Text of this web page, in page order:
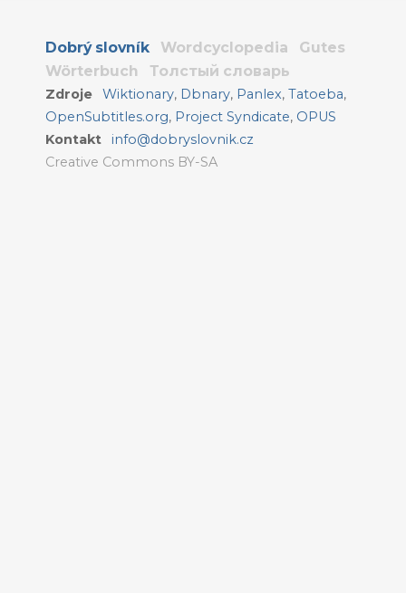
Dobrý slovník Wordcyclopedia
Gutes
Wörterbuch
Толстый словарь
Zdroje Wiktionary, Dbnary, Panlex,Tatoeba,
OpenSubtitles.org, Project Syndicate, OPUS
Kontakt
info@dobryslovnik.cz
Creative Commons BY-SA